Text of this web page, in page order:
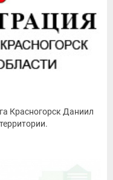
Красногорск Даниил